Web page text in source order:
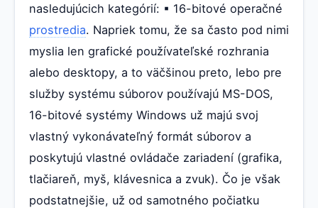
nasledujúcich kategórií: ▪ 16-bitové operačné
prostredia. Napriek tomu, že sa často pod nimi
myslia len grafické používateľské rozhrania
alebo desktopy, a to väčšinou preto, lebo pre
služby systému súborov používajú MS-DOS,
16-bitové systémy Windows už majú svoj
vlastný vykonávateľný formát súborov a
poskytujú vlastné ovládače zariadení (grafika,
tlačiareň, myš, klávesnica a zvuk). Čo je však
podstatnejšie, už od samotného počiatku